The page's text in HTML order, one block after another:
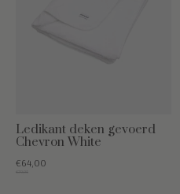
Ledikant deken gevoerd
Chevron White
€64,00
€79,95